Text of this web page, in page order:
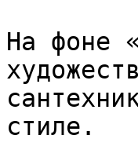
На фоне
стиле.